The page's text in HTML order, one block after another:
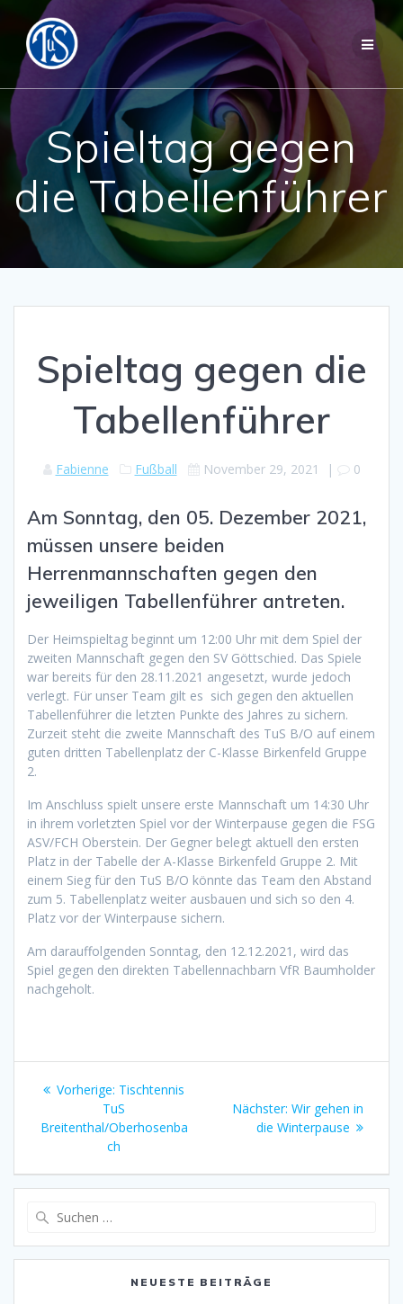
Zum
Inhalt
springen
Spieltag gegen
die Tabellenführer
Spieltag gegen die
Tabellenführer
Fabienne Fußball November 29, 2021 | 0
Am Sonntag, den 05. Dezember 2021,
müssen unsere beiden
Herrenmannschaften gegen den
jeweiligen Tabellenführer antreten.
Der Heimspieltag beginnt um 12:00 Uhr mit dem Spiel der
zweiten Mannschaft gegen den SV Göttschied. Das Spiele
war bereits für den 28.11.2021 angesetzt, wurde jedoch
verlegt. Für unser Team gilt es sich gegen den aktuellen
Tabellenführer die letzten Punkte des Jahres zu sichern.
Zurzeit steht die zweite Mannschaft des TuS B/O auf einem
guten dritten Tabellenplatz der C-Klasse Birkenfeld Gruppe
2.
Im Anschluss spielt unsere erste Mannschaft um 14:30 Uhr
in ihrem vorletzten Spiel vor der Winterpause gegen die FSG
ASV/FCH Oberstein. Der Gegner belegt aktuell den ersten
Platz in der Tabelle der A-Klasse Birkenfeld Gruppe 2. Mit
einem Sieg für den TuS B/O könnte das Team den Abstand
zum 5. Tabellenplatz weiter ausbauen und sich so den 4.
Platz vor der Winterpause sichern.
Am darauffolgenden Sonntag, den 12.12.2021, wird das
Spiel gegen den direkten Tabellennachbarn VfR Baumholder
nachgeholt.
Beitragsnavigation
Vorherige: Vorheriger
Beitrag:
Tischtennis
TuS
Breitenthal/Oberhosenba
ch
Nächster: Nächster
Beitrag:
Wir gehen in
die Winterpause
NEUESTE BEITRÄGE